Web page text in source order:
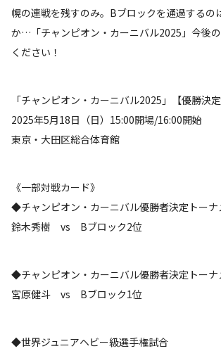
幌の連戦を残すのみ。Bブロックを通過するの
か…「チャンピオン・カーニバル2025」今後
ください！
「チャンピオン・カーニバル2025」【優勝決定
2025年5月18日（日）15:00開場/16:00開始
東京・大田区総合体育館
《一部対戦カード》
◆チャンピオン・カーニバル優勝者決定トーナ
鈴木秀樹 vs Bブロック2位
◆チャンピオン・カーニバル優勝者決定トー
宮原健斗 vs Bブロック1位
◆世界ジュニアヘビー級選手権試合